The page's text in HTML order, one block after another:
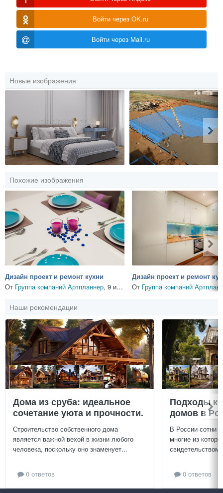
Войти через OK.ru
Войти через Mail.ru
Новые изображения
Похожие изображения
Дизайн проект и ремонт кухни
От Группа компаний Артпланнер, 9 июля, 2018
Дизайн проект и ремонт
От Группа компаний
Наши рекомендации
Дома из сруба: идеальное
сочетание уюта и прочности.
Строительство собственного дома
является важной вехой в жизни любого
человека, поскольку оно знаменует...
0 ответов
Подходы к
домов в
В России сотни
многие из
свидетельством
0 ответов